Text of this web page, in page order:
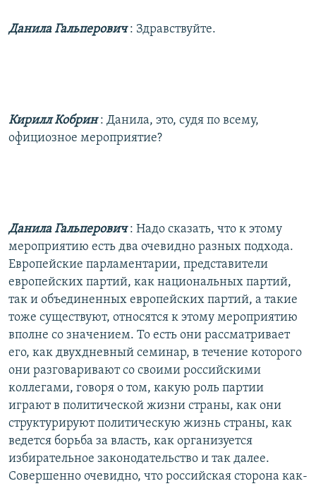
Данила Гальперович: Здравствуйте.
Кирилл Кобрин: Данила, это, судя по всему,
официозное мероприятие?
Данила Гальперович: Надо сказать, что к этому
мероприятию есть два очевидно разных подхода.
Европейские парламентарии, представители
европейских партий, как национальных партий,
так и объединенных европейских партий, а такие
тоже существуют, относятся к этому мероприятию
вполне со значением. То есть они рассматривает
его, как двухдневный семинар, в течение которого
они разговаривают со своими российскими
коллегами, говоря о том, какую роль партии
играют в политической жизни страны, как они
структурируют политическую жизнь страны, как
ведется борьба за власть, как организуется
избирательное законодательство и так далее.
Совершенно очевидно, что российская сторона как-